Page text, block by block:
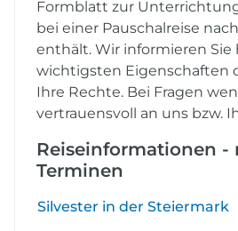
Formblatt zur
bei einer Pauschalreise nach
enthält. Wir informieren
wichtigsten Eigenschaften
Ihre Rechte. Bei Fragen
vertrauensvoll an uns bzw.
Reiseinformationen -
Terminen
Silvester in der Steiermark